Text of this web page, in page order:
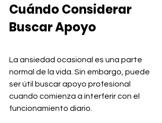
Cuándo Considerar
Buscar Apoyo
La ansiedad ocasional es una parte
normal de la vida. Sin embargo, puede
ser útil buscar apoyo profesional
cuando comienza a interferir con el
funcionamiento diario.